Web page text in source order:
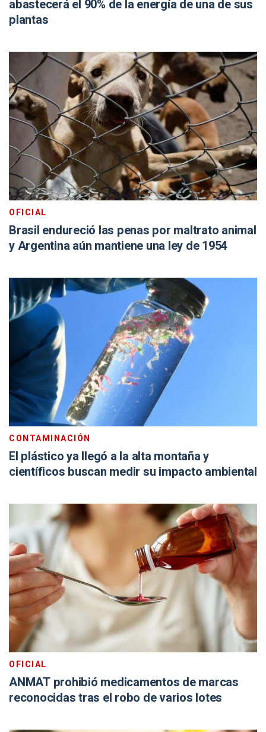
abastecerá el 90% de la energía de una de sus
plantas
OFICIAL
Brasil endureció las penas por maltrato animal
y Argentina aún mantiene una ley de 1954
CONTAMINACIÓN
El plástico ya llegó a la alta montaña y
científicos buscan medir su impacto ambiental
OFICIAL
ANMAT prohibió medicamentos de marcas
reconocidas tras el robo de varios lotes